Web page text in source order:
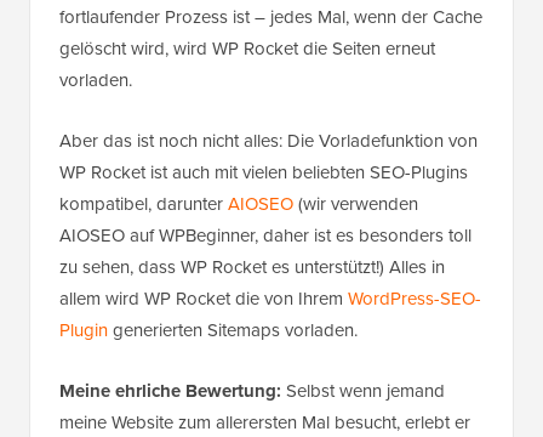
fortlaufender Prozess ist – jedes Mal, wenn der Cache
gelöscht wird, wird WP Rocket die Seiten erneut
vorladen.
Aber das ist noch nicht alles: Die Vorladefunktion von
WP Rocket ist auch mit vielen beliebten SEO-Plugins
kompatibel, darunterAIOSEO(wir verwenden
AIOSEO auf WPBeginner, daher ist es besonders toll
zu sehen, dass WP Rocket es unterstützt!) Alles in
allem wird WP Rocket die von Ihrem WordPress-SEO-
Plugingenerierten Sitemaps vorladen.
Meine ehrliche Bewertung: Selbst wenn jemand
meine Website zum allerersten Mal besucht, erlebt er